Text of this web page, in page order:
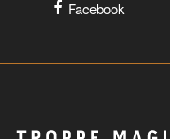
Facebook